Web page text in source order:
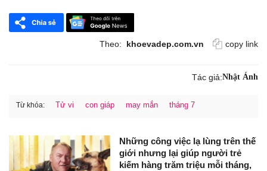
Theo: khoevadep.com.vn copy link
Tác giả:Nhật Ánh
Từ khóa: Tử vi con giáp may mắn tháng 7
Những công việc lạ lùng trên thế
giới nhưng lại giúp người trẻ
kiếm hàng trăm triệu mỗi tháng,